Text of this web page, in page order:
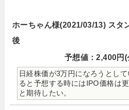
ホーちゃん様(2021/03/13) スタ
後
予想値：2,400円(
日経株価が3万円になろうとし
ると予想する時にはIPO価格は
と期待したい。